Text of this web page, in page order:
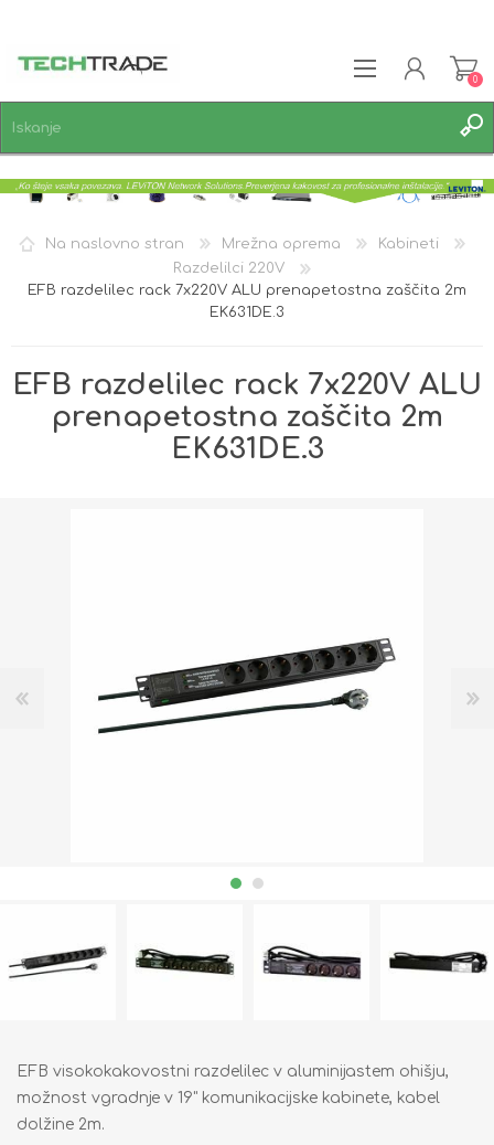
PRIJAVA
0
Na naslovno stran Mrežna oprema
Kabineti
Razdelilci 220V
EFB razdelilec rack 7x220V ALU prenapetostna zaščita 2m
EK631DE.3
EFB razdelilec rack 7x220V ALU
prenapetostna zaščita 2m
EK631DE.3
EFB visokokakovostni razdelilec v aluminijastem ohišju,
možnost vgradnje v 19" komunikacijske kabinete, kabel
dolžine 2m.